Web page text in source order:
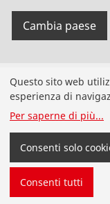
Cambia paese
Prodotti
Installazione
Analisi e
Clima e
Questo sito web
esperienza di
Per saperne di più...
Consenti solo
Consenti tutti